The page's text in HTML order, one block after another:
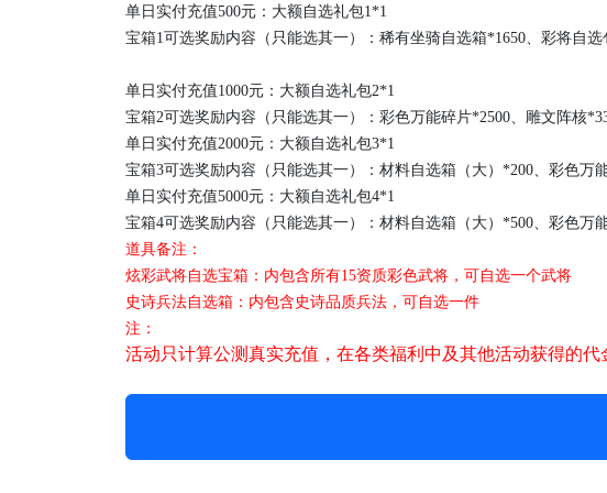
单日实付充值500元： 大额自选礼包1*1
宝箱1可选奖励内容（只能选其一） ：稀有坐骑自选箱*1650、彩将自
单日实付充值1000元： 大额自选礼包2*1
宝箱2可选奖励内容（只能选其一） ：彩色万能碎片*2500、雕文阵核
单日实付充值2000元： 大额自选礼包3*1
宝箱3可选奖励内容（只能选其一） ：材料自选箱（大） *200、彩色万
单日实付充值5000元： 大额自选礼包4*1
宝箱4可选奖励内容（只能选其一） ：材料自选箱（大） *500、彩色万
道具备注：
炫彩武将自选宝箱：内包含所有15资质彩色武将，可自选一个武将
史诗兵法自选箱：内包含史诗品质兵法，可自选一件
注：
活动只计算公测真实充值，在各类福利中及其他活动获得的代